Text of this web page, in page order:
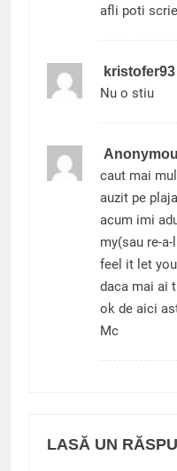
afli poti
kristofer93
Nu o stiu
caut mai
auzit pe
acum imi
my(sau re-
feel it let
daca mai ai
ok de aici
Mc
LASĂ UN